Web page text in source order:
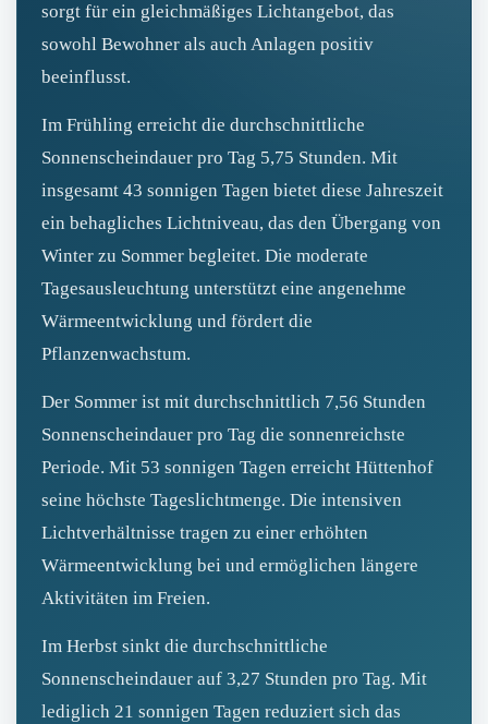
sorgt für ein gleichmäßiges Lichtangebot, das
sowohl Bewohner als auch Anlagen positiv
beeinflusst.
Im Frühling erreicht die durchschnittliche
Sonnenscheindauer pro Tag 5,75 Stunden. Mit
insgesamt 43 sonnigen Tagen bietet diese Jahreszeit
ein behagliches Lichtniveau, das den Übergang von
Winter zu Sommer begleitet. Die moderate
Tagesausleuchtung unterstützt eine angenehme
Wärmeentwicklung und fördert die
Pflanzenwachstum.
Der Sommer ist mit durchschnittlich 7,56 Stunden
Sonnenscheindauer pro Tag die sonnenreichste
Periode. Mit 53 sonnigen Tagen erreicht Hüttenhof
seine höchste Tageslichtmenge. Die intensiven
Lichtverhältnisse tragen zu einer erhöhten
Wärmeentwicklung bei und ermöglichen längere
Aktivitäten im Freien.
Im Herbst sinkt die durchschnittliche
Sonnenscheindauer auf 3,27 Stunden pro Tag. Mit
lediglich 21 sonnigen Tagen reduziert sich das